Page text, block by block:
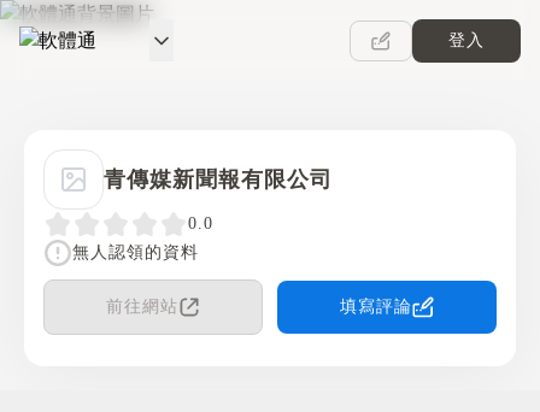
軟體通
登入
青傳媒新聞報有限公司
0.0
無人認領的資料
前往網站 填寫評論